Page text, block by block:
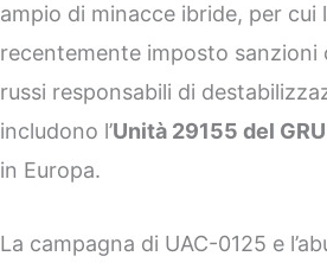
ampio di minacce ibride, per cui
recentemente imposto
russi responsabili di
includono l’Unità 29155 del GRU
in Europa.
La campagna di UAC-0125 e